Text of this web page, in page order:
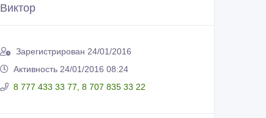
Виктор
Зарегистрирован 24/01/2016
Активность 24/01/2016 08:24
8 777 433 33 77, 8 707 835 33 22